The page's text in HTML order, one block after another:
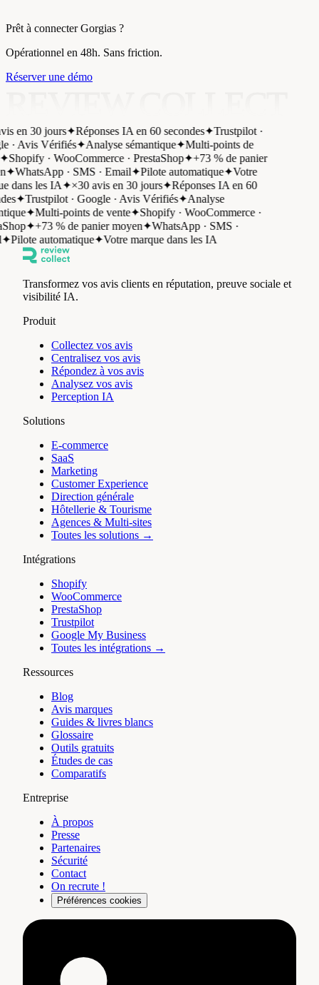
Prêt à connecter Gorgias ?
Opérationnel en 48h. Sans friction.
Réserver une démo
en 30 jours✦Réponses IA en 60 secondes✦Trustpilot ·
· Avis Vérifiés✦Analyse sémantique✦Multi-points de
Shopify · WooCommerce · PrestaShop✦+73 % de panier
✦WhatsApp · SMS · Email✦Pilote automatique✦Votre
dans les IA✦×30 avis en 30 jours✦Réponses IA en 60
✦Trustpilot · Google · Avis Vérifiés✦Analyse
✦Multi-points de vente✦Shopify · WooCommerce ·
✦+73 % de panier moyen✦WhatsApp · SMS ·
Pilote automatique✦Votre marque dans les IA
Transformez vos avis clients en réputation, preuve sociale et
visibilité IA.
Produit
Collectez vos avis
Centralisez vos avis
Répondez à vos avis
Analysez vos avis
Perception IA
Solutions
E-commerce
SaaS
Marketing
Customer Experience
Direction générale
Hôtellerie & Tourisme
Agences & Multi-sites
Toutes les solutions →
Intégrations
Shopify
WooCommerce
PrestaShop
Trustpilot
Google My Business
Toutes les intégrations →
Ressources
Blog
Avis marques
Guides & livres blancs
Glossaire
Outils gratuits
Études de cas
Comparatifs
Entreprise
À propos
Presse
Partenaires
Sécurité
Contact
On recrute !
Préférences cookies